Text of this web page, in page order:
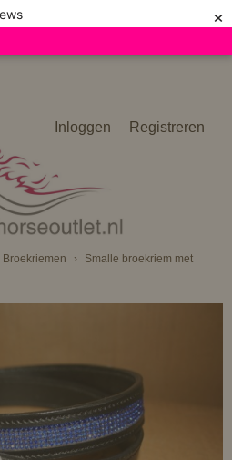
×
Inloggen Registreren
Broekriemen ›
Smalle broekriem met